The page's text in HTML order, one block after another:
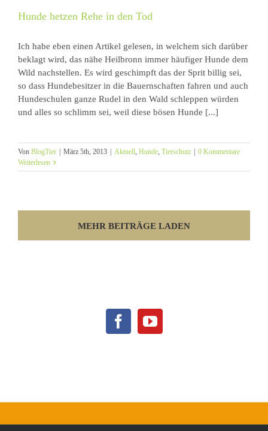
Hunde hetzen Rehe in den Tod
Ich habe eben einen Artikel gelesen, in welchem sich darüber
beklagt wird, das nähe Heilbronn immer häufiger Hunde dem
Wild nachstellen. Es wird geschimpft das der Sprit billig sei,
so dass Hundebesitzer in die Bauernschaften fahren und auch
Hundeschulen ganze Rudel in den Wald schleppen würden
und alles so schlimm sei, weil diese bösen Hunde [...]
Von BlogTier März 5th, 2013 Aktuell, Hunde, Tierschutz
0 Kommentare
Weiterlesen
MEHR BEITRÄGE LADEN